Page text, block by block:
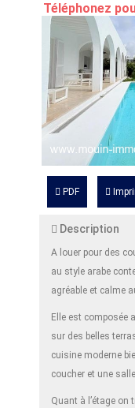
Téléphonez
PDF
Description
A louer pour des
au style arabe
agréable et calme
Elle est composée
sur des belles
cuisine moderne
coucher et une salle
Quant à l’étage on